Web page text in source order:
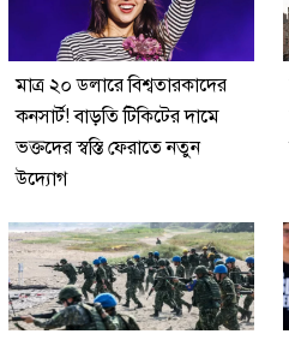
মাত্র ২০ ডলারে বিশ্বতারকাদের
কনসার্ট! বাড়তি টিকিটের দামে
ভক্তদের স্বস্তি ফেরাতে নতুন
উদ্যোগ